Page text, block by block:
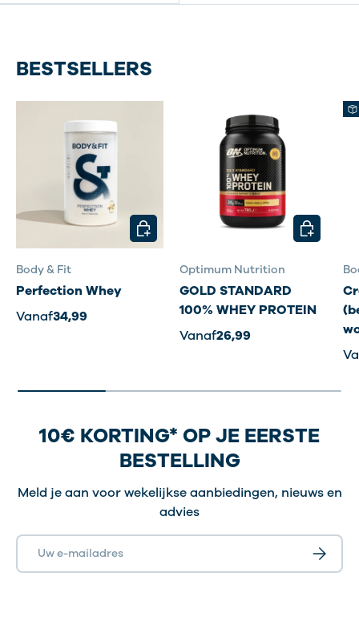
BESTSELLERS
Body & Fit
Perfection Whey
Vanaf34,99
KIES MOGELIJKHEDEN
Optimum Nutrition
GOLD STANDARD
100% WHEY PROTEIN
Vanaf26,99
KIES
10€ KORTING* OP JE EERSTE
BESTELLING
Meld je aan voor wekelijkse aanbiedingen, nieuws en
advies
E-mailadres